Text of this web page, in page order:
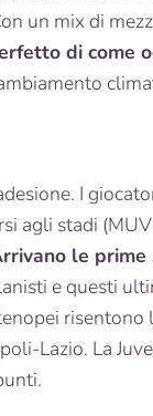
un mix di
di come
I
agli stadi
le
e questi
risentono
Lazio. La